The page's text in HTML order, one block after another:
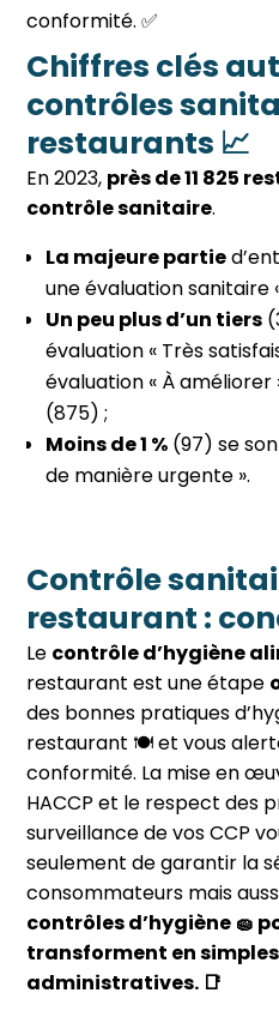
conformité. ✅
Chiffres clés
contrôles
restaurants 📈
En 2023, près de 11 825
contrôle sanitaire.
La majeure partie
une évaluation sanitaire
Un peu plus d’un tiers
évaluation « Très
évaluation « À améliorer
(875) ;
Moins de 1 % (97) se
de manière urgente ».
Contrôle
restaurant :
Le contrôle d’hygiène
restaurant est une étape
des bonnes pratiques
restaurant 🍽 et vous
conformité. La mise en
HACCP et le respect des
surveillance de vos CCP
seulement de garantir la
consommateurs mais
contrôles d’hygiène 🧽
transforment en
administratives. 📑